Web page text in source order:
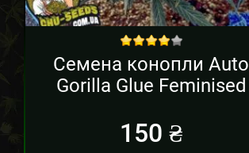
Семена конопли Auto
Gorilla Glue Feminised
150 ₴